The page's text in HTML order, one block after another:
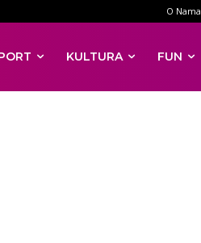
O Nama
KULTURA FUN